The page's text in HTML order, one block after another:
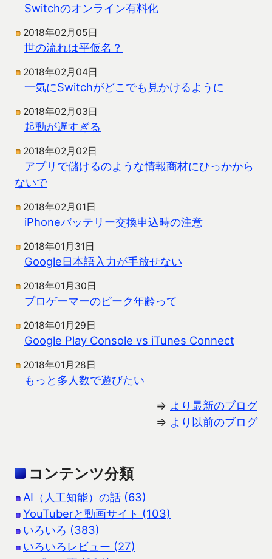
Switchのオンライン有料化
2018年02月05日
世の流れは平仮名？
2018年02月04日
一気にSwitchがどこでも見かけるように
2018年02月03日
起動が遅すぎる
2018年02月02日
アプリで儲けるのような情報商材にひっかから
ないで
2018年02月01日
iPhoneバッテリー交換申込時の注意
2018年01月31日
Google日本語入力が手放せない
2018年01月30日
プロゲーマーのピーク年齢って
2018年01月29日
Google Play Console vs iTunes Connect
2018年01月28日
もっと多人数で遊びたい
⇒ より最新のブログ
⇒ より以前のブログ
コンテンツ分類
AI（人工知能）の話 (63)
YouTuberと動画サイト (103)
いろいろ (383)
いろいろレビュー (27)